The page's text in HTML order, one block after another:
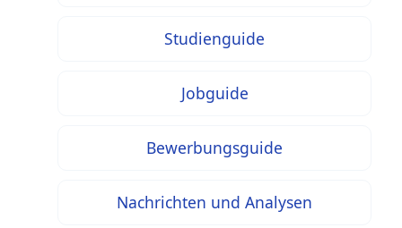
Studienguide
Jobguide
Bewerbungsguide
Nachrichten und Analysen